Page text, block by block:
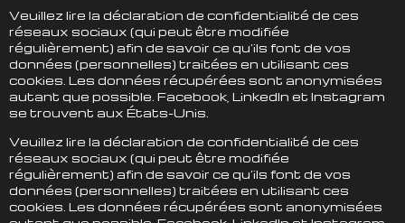
Veuillez lire la déclaration de confidentialité de ces
réseaux sociaux (qui peut être modifiée
régulièrement) afin de savoir ce qu’ils font de vos
données (personnelles) traitées en utilisant ces
cookies. Les données récupérées sont anonymisées
autant que possible. Facebook, LinkedIn et Instagram
se trouvent aux États-Unis.
Veuillez lire la déclaration de confidentialité de ces
réseaux sociaux (qui peut être modifiée
régulièrement) afin de savoir ce qu’ils font de vos
données (personnelles) traitées en utilisant ces
cookies. Les données récupérées sont anonymisées